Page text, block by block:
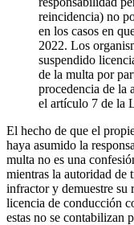
reincidencia) no
en los casos en
2022. Los
suspendido
de la multa por
procedencia de la
el artículo 7 de la
El hecho de que el
haya asumido la
multa no es una
mientras la autoridad de
infractor y demuestre su
licencia de conducción
estas no se contabilizan